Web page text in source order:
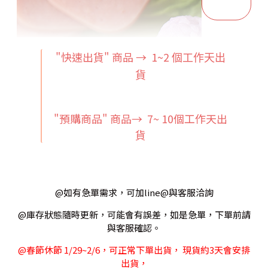
"快速出貨" 商品 → 1~2 個工作天出
貨
"預購商品" 商品→ 7~ 10個工作天出
貨
@如有急單需求，可加line@與客服洽詢
@庫存狀態隨時更新，可能會有誤差，如是急單，下單前請
與客服確認。
@春節休節 1/29~2/6，可正常下單出貨， 現貨約3天會安排
出貨，